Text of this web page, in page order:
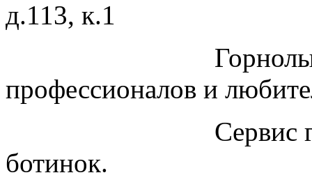
д.113, к.1
профессионалов и
Сервис
ботинок.